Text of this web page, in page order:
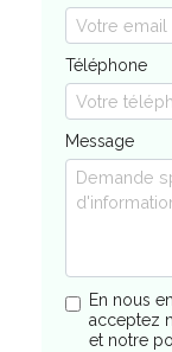
Téléphone
Message
En nous
acceptez
et notre